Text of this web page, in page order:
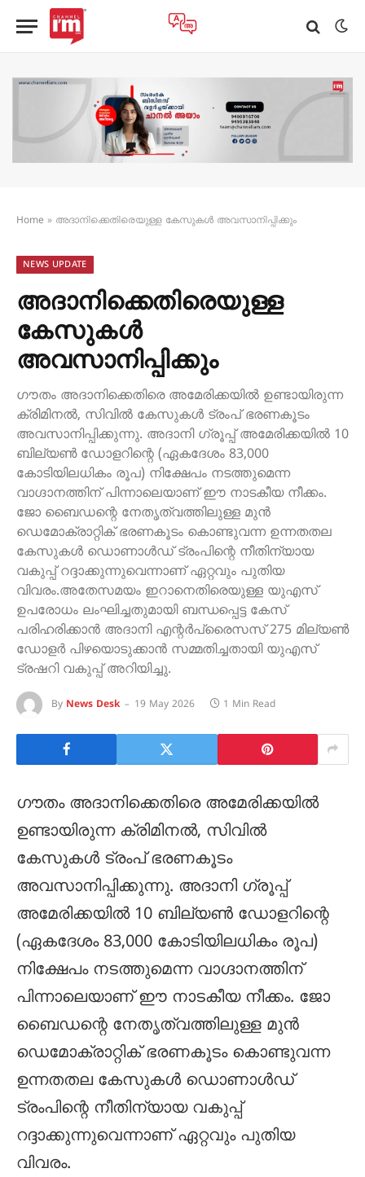
Home » അദാനിക്കെതിരെയുള്ള കേസുകൾ അവസാനിപ്പിക്കും
NEWS UPDATE
അദാനിക്കെതിരെയുള്ള
കേസുകൾ
അവസാനിപ്പിക്കും
ഗൗതം അദാനിക്കെതിരെ അമേരിക്കയിൽ ഉണ്ടായിരുന്ന
ക്രിമിനൽ, സിവിൽ കേസുകൾ ട്രംപ് ഭരണകൂടം
അവസാനിപ്പിക്കുന്നു. അദാനി ഗ്രൂപ്പ് അമേരിക്കയിൽ 10
ബില്യൺ ഡോളറിന്റെ (ഏകദേശം 83,000
കോടിയിലധികം രൂപ) നിക്ഷേപം നടത്തുമെന്ന
വാഗ്ദാനത്തിന് പിന്നാലെയാണ് ഈ നാടകീയ നീക്കം.
ജോ ബൈഡന്റെ നേതൃത്വത്തിലുള്ള മുൻ
ഡെമോക്രാറ്റിക് ഭരണകൂടം കൊണ്ടുവന്ന ഉന്നതതല
കേസുകൾ ഡൊണാൾഡ് ട്രംപിന്റെ നീതിന്യായ
വകുപ്പ് റദ്ദാക്കുന്നുവെന്നാണ് ഏറ്റവും പുതിയ
വിവരം.അതേസമയം ഇറാനെതിരെയുള്ള യുഎസ്
ഉപരോധം ലംഘിച്ചതുമായി ബന്ധപ്പെട്ട കേസ്
പരിഹരിക്കാൻ അദാനി എന്റർപ്രൈസസ് 275 മില്യൺ
ഡോളർ പിഴയൊടുക്കാൻ സമ്മതിച്ചതായി യുഎസ്
ട്രഷറി വകുപ്പ് അറിയിച്ചു.
By News Desk 19 May 2026 1 Min Read
ഗൗതം അദാനിക്കെതിരെ അമേരിക്കയിൽ
ഉണ്ടായിരുന്ന ക്രിമിനൽ, സിവിൽ
കേസുകൾ ട്രംപ് ഭരണകൂടം
അവസാനിപ്പിക്കുന്നു. അദാനി ഗ്രൂപ്പ്
അമേരിക്കയിൽ 10 ബില്യൺ ഡോളറിന്റെ
(ഏകദേശം 83,000 കോടിയിലധികം രൂപ)
നിക്ഷേപം നടത്തുമെന്ന വാഗ്ദാനത്തിന്
പിന്നാലെയാണ് ഈ നാടകീയ നീക്കം. ജോ
ബൈഡന്റെ നേതൃത്വത്തിലുള്ള മുൻ
ഡെമോക്രാറ്റിക് ഭരണകൂടം കൊണ്ടുവന്ന
ഉന്നതതല കേസുകൾ ഡൊണാൾഡ്
ട്രംപിന്റെ നീതിന്യായ വകുപ്പ്
റദ്ദാക്കുന്നുവെന്നാണ് ഏറ്റവും പുതിയ
വിവരം.